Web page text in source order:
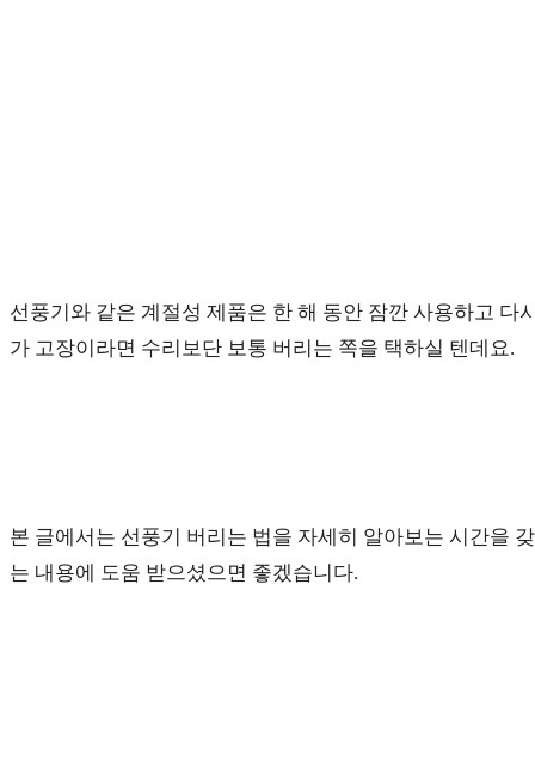
선풍기와 같은 계절성 제품은 한 해 동안 잠깐 사용하고
가 고장이라면 수리보단 보통 버리는 쪽을 택하실 텐데요.
본 글에서는 선풍기 버리는 법을 자세히 알아보는 시간을
는 내용에 도움 받으셨으면 좋겠습니다.